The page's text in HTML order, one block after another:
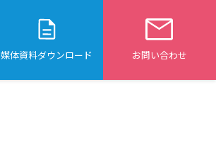
媒体資料ダウンロード お問い合わせ